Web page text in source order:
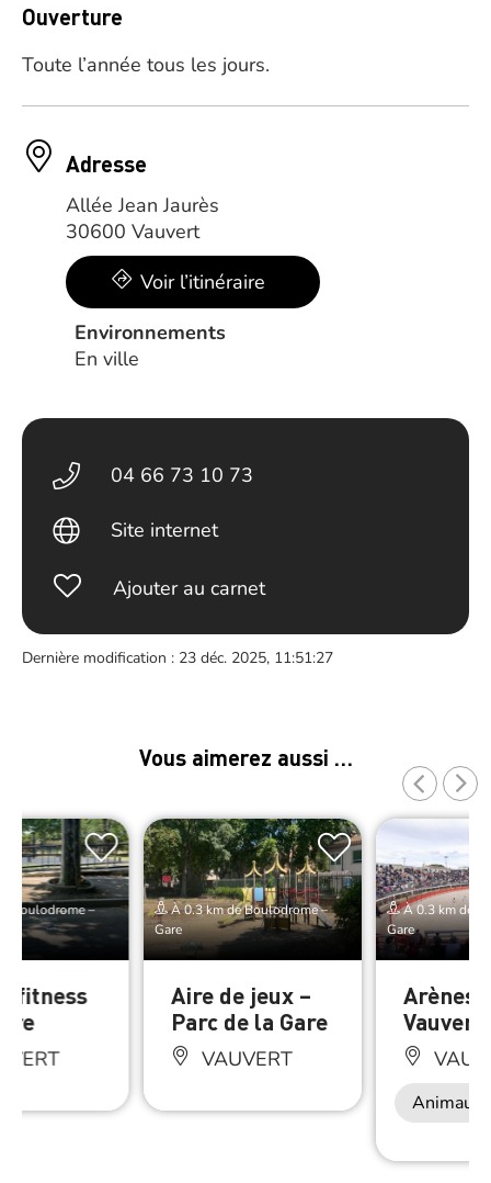
Ouverture
Toute l’année tous les jours.
Adresse
Allée Jean Jaurès
30600 Vauvert
Voir l’itinéraire
Environnements
En ville
04 66 73 10 73
Site internet
Ajouter au carnet
Dernière modification : 23 déc. 2025, 11:51:27
Vous aimerez aussi …
Boulodrome –
fitness
À 0.3 km de Boulodrome –
Gare
Aire de jeux –
Parc de la Gare
VAUVERT
À 0.3 km de
Gare
Arènes
Vauvert
Animaux